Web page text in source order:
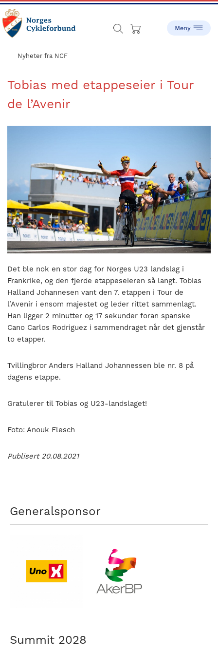
Skip
to
main
content
Skip
to
footer
Cykleforbund
stiftet
1910,
har
en
idrett
nasjonalt
til
bli
en
folkesport.
Nyheter fra NCF
Tobias med etappeseier i Tour
de l’Avenir
Det ble nok en stor dag for Norges U23 landslag i
Frankrike, og den fjerde etappeseieren så langt. Tobias
Halland Johannesen vant den 7. etappen i Tour de
l’Avenir i ensom majestet og leder rittet sammenlagt.
Han ligger 2 minutter og 17 sekunder foran spanske
Cano Carlos Rodriguez i sammendraget når det gjenstår
to etapper.
Tvillingbror Anders Halland Johannessen ble nr. 8 på
dagens etappe.
Gratulerer til Tobias og U23-landslaget!
Foto: Anouk Flesch
Publisert 20.08.2021
Generalsponsor
Summit 2028